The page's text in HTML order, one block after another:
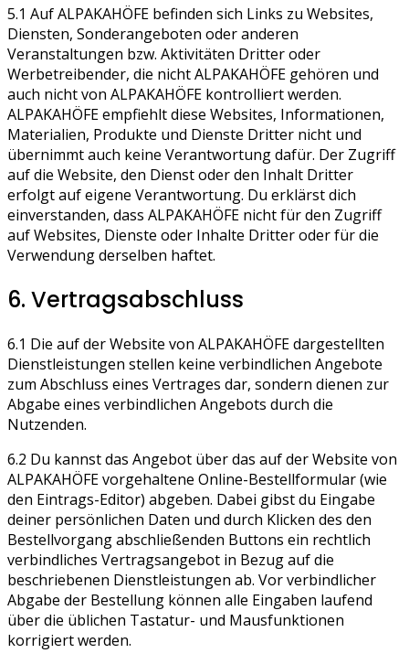
5.1 Auf ALPAKAHÖFE befinden sich Links zu Websites,
Diensten, Sonderangeboten oder anderen
Veranstaltungen bzw. Aktivitäten Dritter oder
Werbetreibender, die nicht ALPAKAHÖFE gehören und
auch nicht von ALPAKAHÖFE kontrolliert werden.
ALPAKAHÖFE empfiehlt diese Websites, Informationen,
Materialien, Produkte und Dienste Dritter nicht und
übernimmt auch keine Verantwortung dafür. Der Zugriff
auf die Website, den Dienst oder den Inhalt Dritter
erfolgt auf eigene Verantwortung. Du erklärst dich
einverstanden, dass ALPAKAHÖFE nicht für den Zugriff
auf Websites, Dienste oder Inhalte Dritter oder für die
Verwendung derselben haftet.
6. Vertragsabschluss
6.1 Die auf der Website von ALPAKAHÖFE dargestellten
Dienstleistungen stellen keine verbindlichen Angebote
zum Abschluss eines Vertrages dar, sondern dienen zur
Abgabe eines verbindlichen Angebots durch die
Nutzenden.
6.2 Du kannst das Angebot über das auf der Website von
ALPAKAHÖFE vorgehaltene Online-Bestellformular (wie
den Eintrags-Editor) abgeben. Dabei gibst du Eingabe
deiner persönlichen Daten und durch Klicken des den
Bestellvorgang abschließenden Buttons ein rechtlich
verbindliches Vertragsangebot in Bezug auf die
beschriebenen Dienstleistungen ab. Vor verbindlicher
Abgabe der Bestellung können alle Eingaben laufend
über die üblichen Tastatur- und Mausfunktionen
korrigiert werden.